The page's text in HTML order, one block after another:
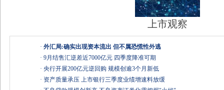
上市观察
· 外汇局:确实出现资本流出 但不属恐慌性外逃
· 9月结售汇逆差近7000亿元 四季度降准可期
· 央行开展200亿元逆回购 规模创逾3个月新低
· 资产质量承压 上市银行三季度业绩增速料放缓